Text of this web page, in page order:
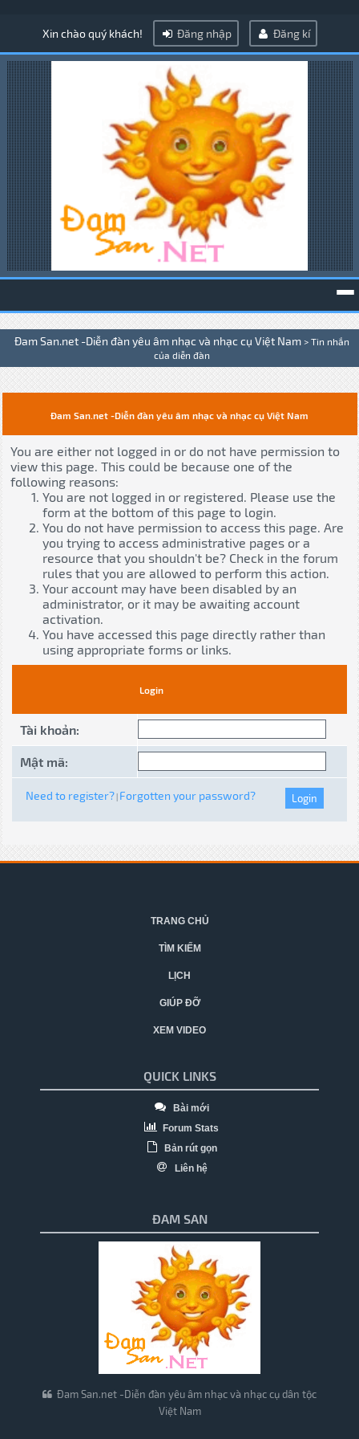
Xin chào quý khách! Đăng nhập Đăng kí
Đam San.net -Diễn đàn yêu âm nhạc và nhạc cụ Việt Nam > Tin nhắn
của diễn đàn
Đam San.net -Diễn đàn yêu âm nhạc và nhạc cụ Việt Nam
You are either not logged in or do not have permission to
view this page. This could be because one of the
following reasons:
You are not logged in or registered. Please use the
form at the bottom of this page to login.
You do not have permission to access this page. Are
you trying to access administrative pages or a
resource that you shouldn't be? Check in the forum
rules that you are allowed to perform this action.
Your account may have been disabled by an
administrator, or it may be awaiting account
activation.
You have accessed this page directly rather than
using appropriate forms or links.
Login
Tài khoản:
Mật mã:
Need to register? Forgotten your password?
TRANG CHỦ
TÌM KIẾM
LỊCH
GIÚP ĐỠ
XEM VIDEO
QUICK LINKS
Bài mới
Forum Stats
Bản rút gọn
Liên hệ
ĐAM SAN
Đam San.net -Diễn đàn yêu âm nhạc và nhạc cụ dân tộc
Việt Nam